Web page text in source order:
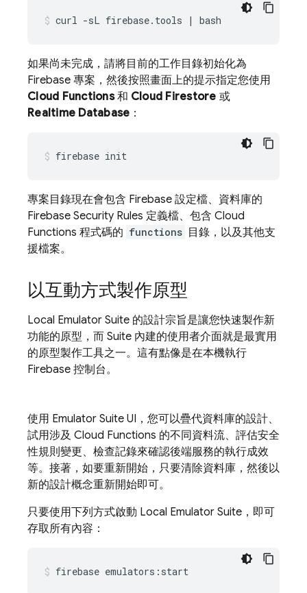
curl -sL firebase.tools | bash
如果尚未完成，請將目前的工作目錄初始化為
Firebase 專案，然後按照畫面上的提示指定您使用
Cloud Functions和 Cloud Firestore 或
Realtime Database ：
firebase init
專案目錄現在會包含 Firebase 設定檔、資料庫的
Firebase Security Rules 定義檔、包含 Cloud
Functions 程式碼的 functions 目錄，以及其他支
援檔案。
以互動方式製作原型
Local Emulator Suite 的設計宗旨是讓您快速製作新
功能的原型，而 Suite 內建的使用者介面就是最實用
的原型製作工具之一。這有點像是在本機執行
Firebase 控制台。
使用 Emulator Suite UI ，您可以疊代資料庫的設計、
試用涉及 Cloud Functions 的不同資料流、評估安全
性規則變更、檢查記錄來確認後端服務的執行成效
等。接著，如要重新開始，只要清除資料庫，然後以
新的設計概念重新開始即可。
只要使用下列方式啟動 Local Emulator Suite ，即可
存取所有內容：
firebase emulators:start